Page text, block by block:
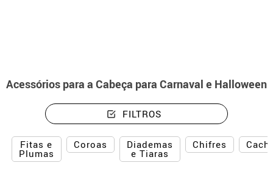
Acessórios para a Cabeça para Carnaval e Halloween
FILTROS
Fitas e
Plumas
Coroas Diademas
e Tiaras
Chifres